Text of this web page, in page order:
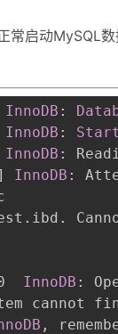
常启动MySQL
InnoDB :
InnoDB :
InnoDB :
InnoDB :
. ibd .
InnoDB :
cannot
,